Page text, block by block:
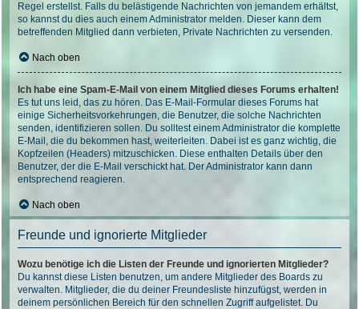
Regel erstellst. Falls du belästigende Nachrichten von jemandem erhältst,
so kannst du dies auch einem Administrator melden. Dieser kann dem
betreffenden Mitglied dann verbieten, Private Nachrichten zu versenden.
Nach oben
Ich habe eine Spam-E-Mail von einem Mitglied dieses Forums erhalten!
Es tut uns leid, das zu hören. Das E-Mail-Formular dieses Forums hat
einige Sicherheitsvorkehrungen, die Benutzer, die solche Nachrichten
senden, identifizieren sollen. Du solltest einem Administrator die komplette
E-Mail, die du bekommen hast, weiterleiten. Dabei ist es ganz wichtig, die
Kopfzeilen (Headers) mitzuschicken. Diese enthalten Details über den
Benutzer, der die E-Mail verschickt hat. Der Administrator kann dann
entsprechend reagieren.
Nach oben
Freunde und ignorierte Mitglieder
Wozu benötige ich die Listen der Freunde und ignorierten Mitglieder?
Du kannst diese Listen benutzen, um andere Mitglieder des Boards zu
verwalten. Mitglieder, die du deiner Freundesliste hinzufügst, werden in
deinem persönlichen Bereich für den schnellen Zugriff aufgelistet. Du